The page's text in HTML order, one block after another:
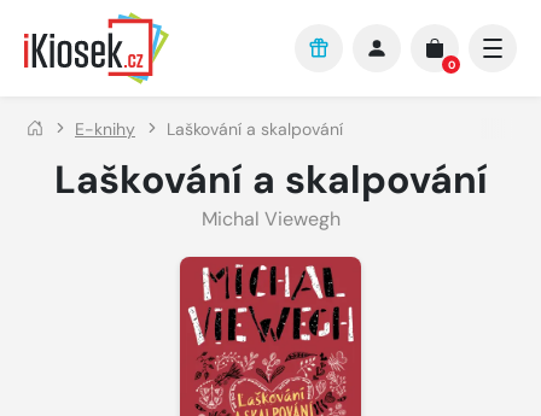
Přejít na hlavní obsah
0
E-knihy Laškování a skalpování
Laškování a skalpování
Michal Viewegh